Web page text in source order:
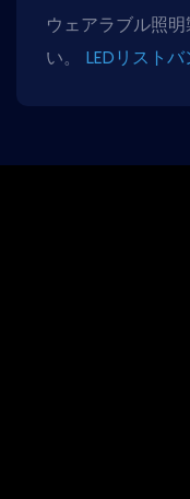
ウェアラブル照
い。 LEDリスト